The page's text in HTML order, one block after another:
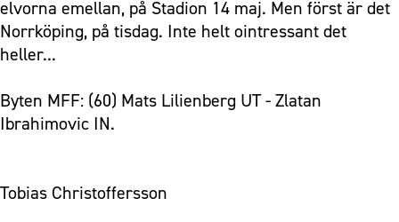
elvorna emellan, på Stadion 14 maj. Men först är det
Norrköping, på tisdag. Inte helt ointressant det
heller...
Byten MFF: (60) Mats Lilienberg UT - Zlatan
Ibrahimovic IN.
Tobias Christoffersson